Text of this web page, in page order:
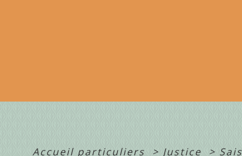
Accueil particuliers > Justice >